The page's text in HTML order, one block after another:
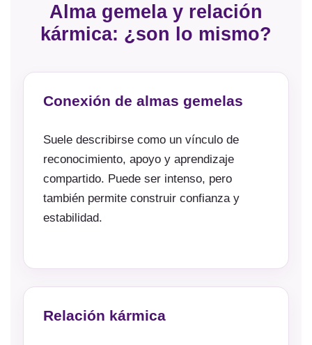
Alma gemela y relación
kármica: ¿son lo mismo?
Conexión de almas gemelas
Suele describirse como un vínculo de
reconocimiento, apoyo y aprendizaje
compartido. Puede ser intenso, pero
también permite construir confianza y
estabilidad.
Relación kármica